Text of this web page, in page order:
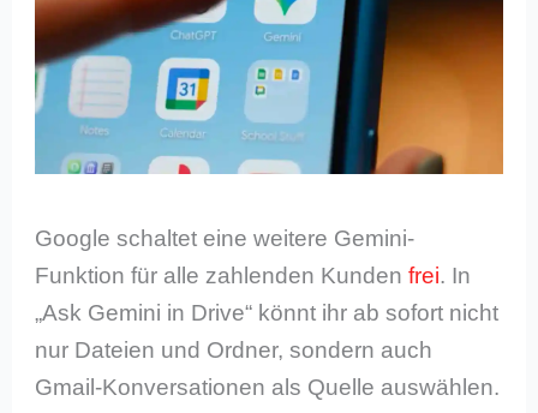
Google schaltet eine weitere Gemini-
Funktion für alle zahlenden Kundenfrei. In
„Ask Gemini in Drive“ könnt ihr ab sofort nicht
nur Dateien und Ordner, sondern auch
Gmail-Konversationen als Quelle auswählen.